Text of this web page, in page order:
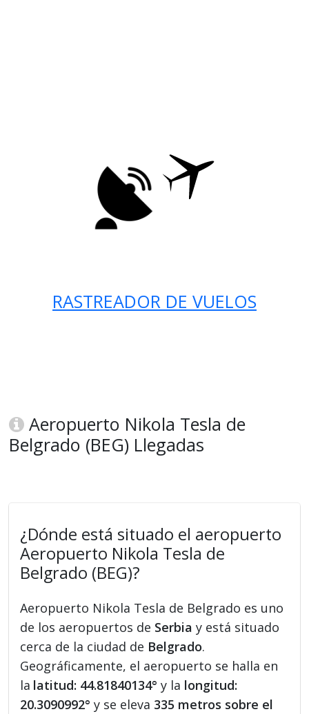
RASTREADOR DE VUELOS
Aeropuerto Nikola Tesla de
Belgrado (BEG) Llegadas
¿Dónde está situado el aeropuerto
Aeropuerto Nikola Tesla de
Belgrado (BEG)?
Aeropuerto Nikola Tesla de Belgrado es uno
de los aeropuertos de Serbia y está situado
cerca de la ciudad de Belgrado.
Geográficamente, el aeropuerto se halla en
la latitud: 44.81840134° y la longitud:
20.3090992° y se eleva 335 metros sobre el